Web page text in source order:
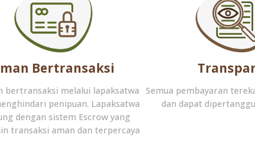
Bertransaksi
bertransaksi melalui lapaksatwa
penipuan. Lapaksatwa
dengan sistem Escrow yang
transaksi aman dan terpercaya
Semua pembayaran
dan dapat